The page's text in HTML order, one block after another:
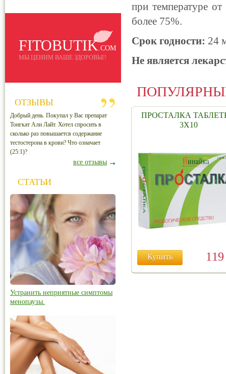
при температуре
более 75%.
Срок годности: 24
Не является
ПРОСТАЛКА
3Х10
Купить
FITOBUTIK.COM
МЫ ЦЕНИМ ВАШЕ ЗДОРОВЬЕ!
ОТЗЫВЫ
Добрый день. Покупал у Вас препарат
Тонгкат Али Лайт. Хотел спросить в
сколько раз повышается содержание
тестостерона в крови? Что означает
(25:1)?
все отзывы
СТАТЬИ
Устранить неприятные симптомы
менопаузы.